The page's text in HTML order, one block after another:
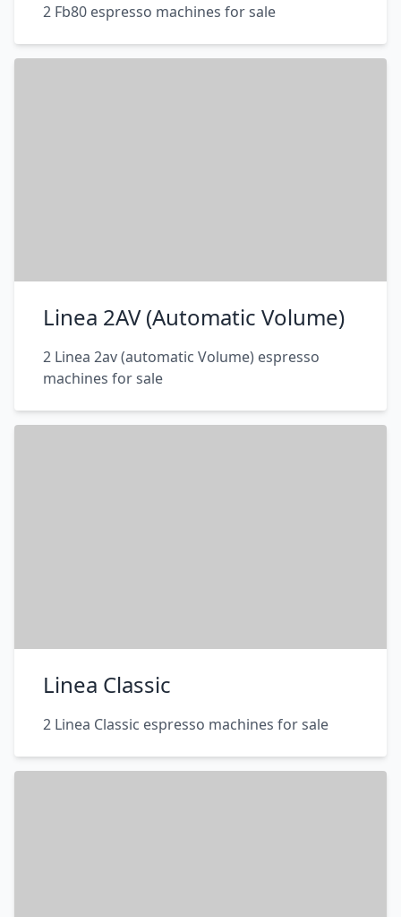
2 Fb80 espresso machines for sale
Linea 2AV (Automatic Volume)
2 Linea 2av (automatic Volume) espresso
machines for sale
Linea Classic
2 Linea Classic espresso machines for sale